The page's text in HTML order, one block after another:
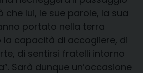
che lui, le sue parole, la sua
portato nella terra
la capacità di accogliere, di
di sentirsi fratelli intorno
Sarà dunque un’occasione